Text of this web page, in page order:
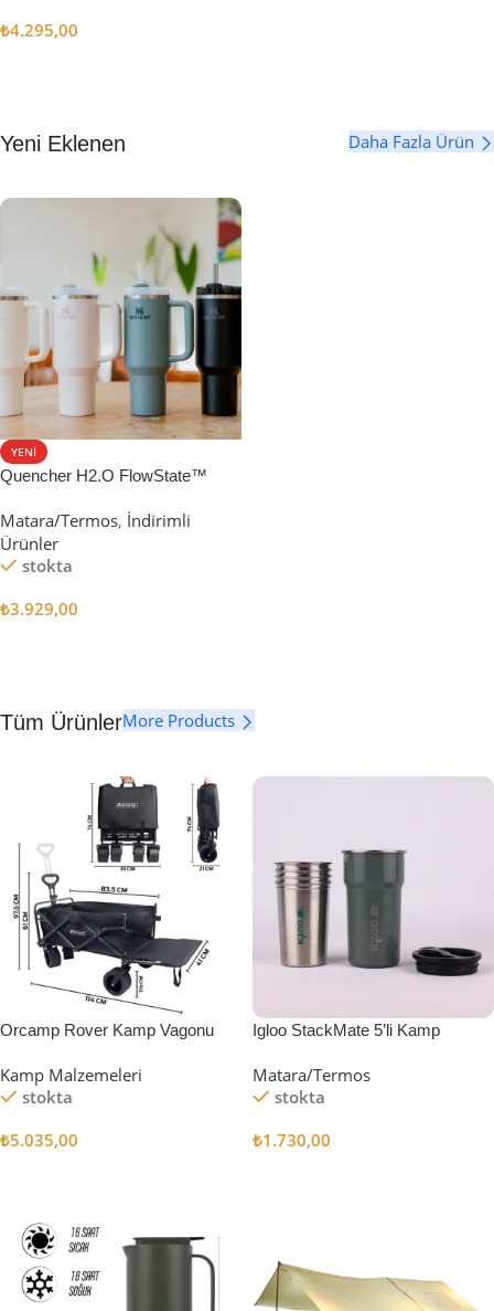
₺4.295,00
Yeni Eklenen Daha Fazla Ürün
YENI
Quencher H2.O FlowState™
Matara/Termos, İndirimli
Ürünler
stokta
₺3.929,00
Tüm ÜrünlerMore Products
Orcamp Rover Kamp Vagonu
Kamp Malzemeleri
stokta
₺5.035,00
Igloo StackMate 5’li Kamp
Matara/Termos
stokta
₺1.730,00